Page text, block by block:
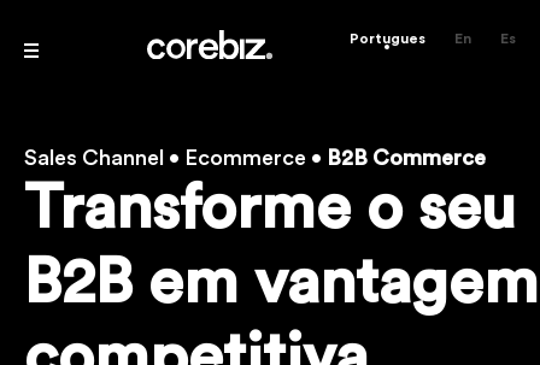
Portugues En Es
Sales Channel • Ecommerce • B2B Commerce
Transforme o seu
B2B em vantagem